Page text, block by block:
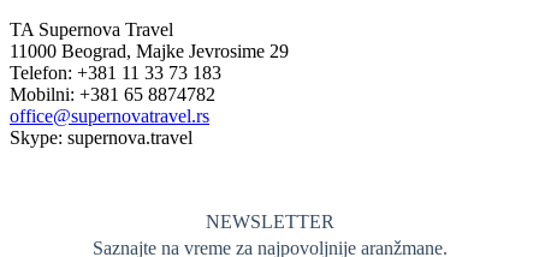
TA Supernova Travel
11000 Beograd, Majke Jevrosime 29
Telefon: +381 11 33 73 183
Mobilni: +381 65 8874782
office@supernovatravel.rs
Skype: supernova.travel
NEWSLETTER
Saznajte na vreme za najpovoljnije aranžmane.